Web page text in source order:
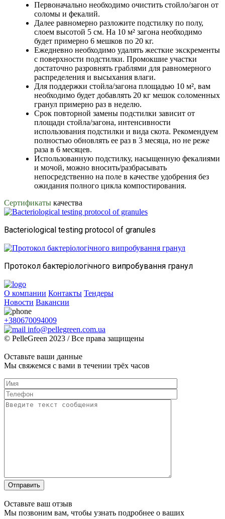
Первоначально необходимо очистить стойло/загон от
соломы и фекалий.
Далее равномерно разложите подстилку по полу,
слоем высотой 5 см. На 10 м² загона необходимо
будет примерно 6 мешков по 20 кг.
Ежедневно необходимо удалять жесткие экскременты
с поверхности подстилки. Промокшие участки
достаточно разровнять граблями для равномерного
распределения и высыхания влаги.
Для поддержки стойла/загона площадью 10 м², вам
необходимо будет добавлять 20 кг мешок соломенных
гранул примерно раз в неделю.
Срок повторной замены подстилки зависит от
площади стойла/загона, интенсивности
использования подстилки и вида скота. Рекомендуем
полностью обновлять ее раз в 3 месяца, но не реже
раза в 6 месяцев.
Использованную подстилку, насыщенную фекалиями
и мочой, можно вносить/разбрасывать
непосредственно на поле в качестве удобрения без
ожидания полного цикла компостирования.
Сертификаты качества
Bacteriological testing protocol of granules
Протокол бактеріологічного випробування гранул
О компании Контакты Тендеры
Новости Вакансии
+380670094009
info@pellegreen.com.ua
© PelleGreen 2023 / Все права защищены
Оставьте ваши данные
Мы свяжемся с вами в течении трёх часов
Оставьте ваш отзыв
Мы позвоним вам, чтобы узнать подробнее о ваших